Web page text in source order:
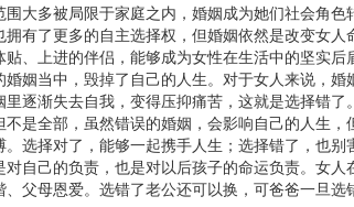
大多被局限于家庭之内，婚姻成为她们社会角
有了更多的自主选择权，但婚姻依然是改变女
、上进的伴侣，能够成为女性在生活中的坚实
姻当中，毁掉了自己的人生。对于女人来说，
逐渐失去自我，变得压抑痛苦，这就是选择错
是全部，虽然错误的婚姻，会影响自己的人生
选择对了，能够一起携手人生；选择错了，也
自己的负责，也是对以后孩子的命运负责。女
父母恩爱。选错了老公还可以换，可爸爸一旦